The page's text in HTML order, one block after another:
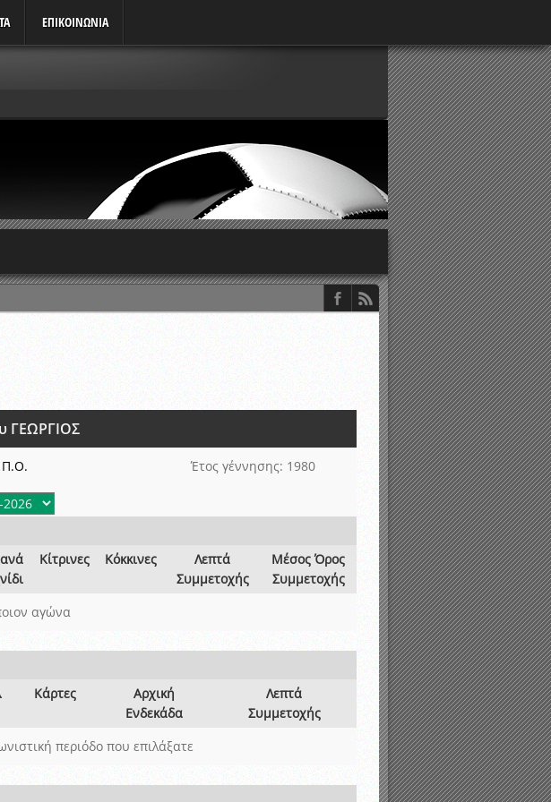
ΕΠΙΚΟΙΝΩΝΙΑ
διαιτητών και παρατηρητών ΕΠΣΑ
ΓΕΩΡΓΙΟΣ
Π.Ο. Έτος γέννησης: 1980
Κίτρινες Κόκκινες
Λεπτά
Συμμετοχής
Μέσος Όρος
Συμμετοχής
αγώνα
Κάρτες
Αρχική
Ενδεκάδα
Λεπτά
Συμμετοχής
περιόδο που επιλάξατε